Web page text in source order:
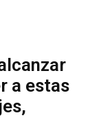
a estas